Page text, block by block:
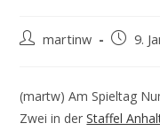
Beitrags-
martinw
Beitrag
9.
(martw) Am Spieltag
Zwei in derStaffel